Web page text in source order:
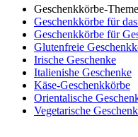
Geschenkkörbe-
Geschenkkörbe für
Geschenkkörbe für
Glutenfreie
Irische Geschenke
Italienishe Geschenke
Käse-Geschenkkörbe
Orientalische
Vegetarische